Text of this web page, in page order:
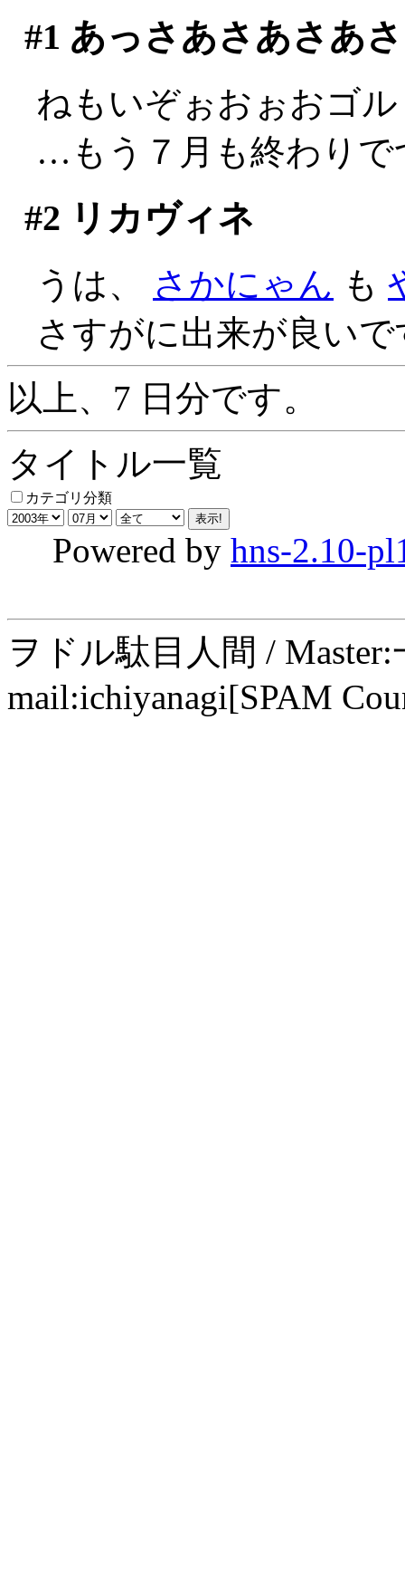
#1 あっさあさあさあ
ねもいぞぉおぉおゴ
…もう７月も終わりで
#2 リカヴィネ
うは、 さかにゃん も
さすがに出来が良い
以上、7 日分です。
タイトル一覧
カテゴリ分類
Powered by hns-2.10-
ヲドル駄目人間 /
mail:ichiyanagi[SPAM